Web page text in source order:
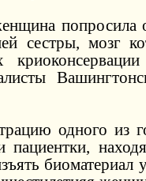
попросила
сестры, мозг
одного из
пациентки,